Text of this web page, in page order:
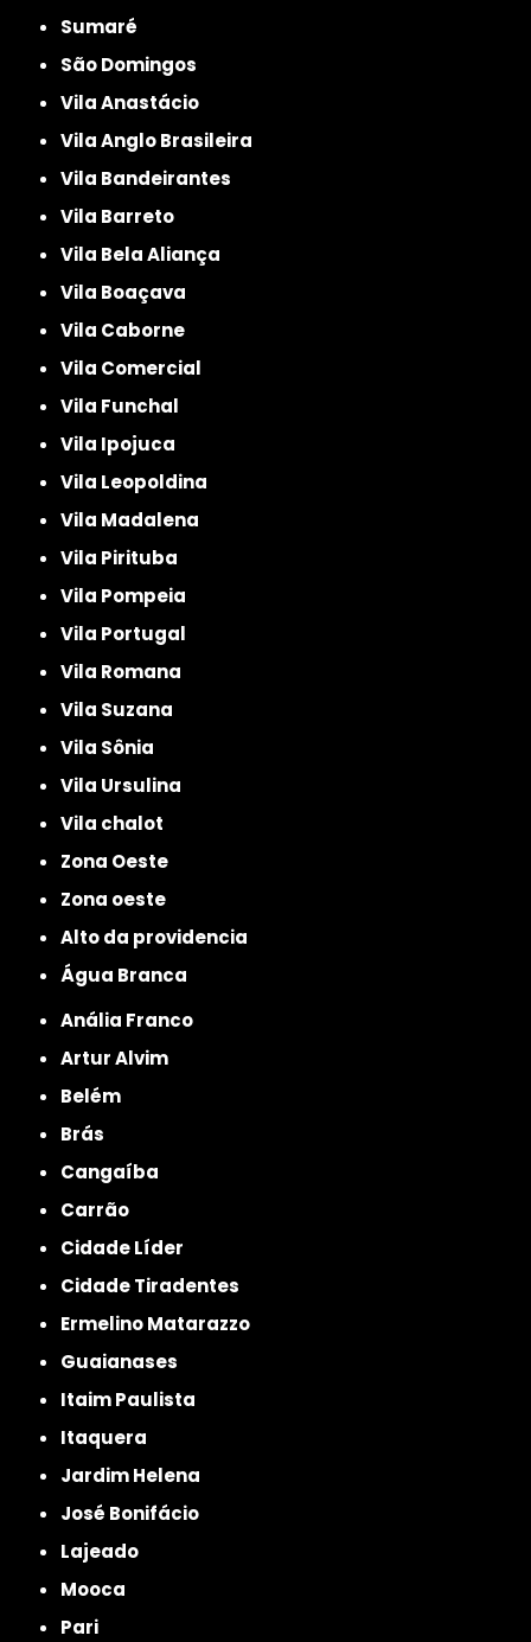
Sumaré
São Domingos
Vila Anastácio
Vila Anglo Brasileira
Vila Bandeirantes
Vila Barreto
Vila Bela Aliança
Vila Boaçava
Vila Caborne
Vila Comercial
Vila Funchal
Vila Ipojuca
Vila Leopoldina
Vila Madalena
Vila Pirituba
Vila Pompeia
Vila Portugal
Vila Romana
Vila Suzana
Vila Sônia
Vila Ursulina
Vila chalot
Zona Oeste
Zona oeste
alto da providencia
Água Branca
Anália Franco
Artur Alvim
Belém
Brás
Cangaíba
Carrão
Cidade Líder
Cidade Tiradentes
Ermelino Matarazzo
Guaianases
Itaim Paulista
Itaquera
Jardim Helena
José Bonifácio
Lajeado
Mooca
Pari